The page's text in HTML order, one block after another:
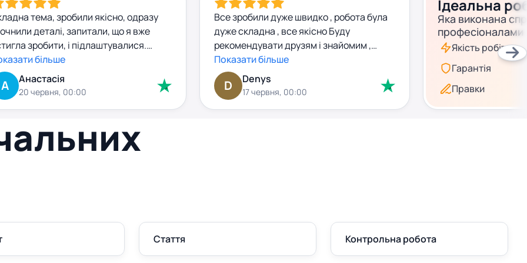
тема, зробили якісно, одразу
деталі, запитали, що я вже
зробити, і підлаштувалися.
прийшла з чіткою структурою,
джерелами, без
Я попросила внести
правки — зробили за день, без
комунікація абсолютно
За правки додатково грошей
більше
А Анастасія
20 червня, 00:00
Все зробили дуже швидко , робота була
дуже складна , все якісно Буду
рекомендувати друзям і знайомим ,
супер .
Показати більше
D Denys
17 червня, 00:00
Ідеальна
Яка виконана
професіоналами
Якість робіт
Гарантія
Правки
Стаття Контрольна робота